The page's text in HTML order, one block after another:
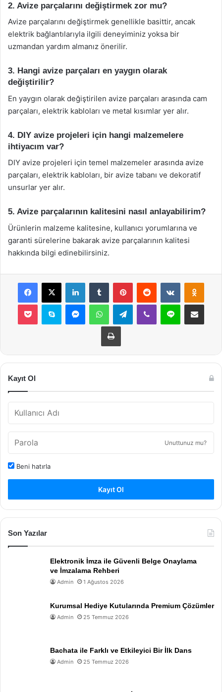
2. Avize parçalarını değiştirmek zor mu?
Avize parçalarını değiştirmek genellikle basittir, ancak
elektrik bağlantılarıyla ilgili deneyiminiz yoksa bir
uzmandan yardım almanız önerilir.
3. Hangi avize parçaları en yaygın olarak
değiştirilir?
En yaygın olarak değiştirilen avize parçaları arasında cam
parçaları, elektrik kabloları ve metal kısımlar yer alır.
4. DIY avize projeleri için hangi malzemelere
ihtiyacım var?
DIY avize projeleri için temel malzemeler arasında avize
parçaları, elektrik kabloları, bir avize tabanı ve dekoratif
unsurlar yer alır.
5. Avize parçalarının kalitesini nasıl anlayabilirim?
Ürünlerin malzeme kalitesine, kullanıcı yorumlarına ve
garanti sürelerine bakarak avize parçalarının kalitesi
hakkında bilgi edinebilirsiniz.
Facebook
X LinkedInTumblr PinterestReddit VKontakte
Pocket Skype MessengerWhatsAppTelegramViber Line E-Posta ile
Yazdır
Kayıt Ol
Unuttunuz mu?
Beni hatırla
Kayıt Ol
Son Yazılar
Elektronik İmza ile Güvenli Belge Onaylama
ve İmzalama Rehberi
Admin 1 Ağustos 2026
Kurumsal Hediye Kutularında Premium Çözümler
Admin 25 Temmuz 2026
Bachata ile Farklı ve Etkileyici Bir İlk Dans
Admin 25 Temmuz 2026